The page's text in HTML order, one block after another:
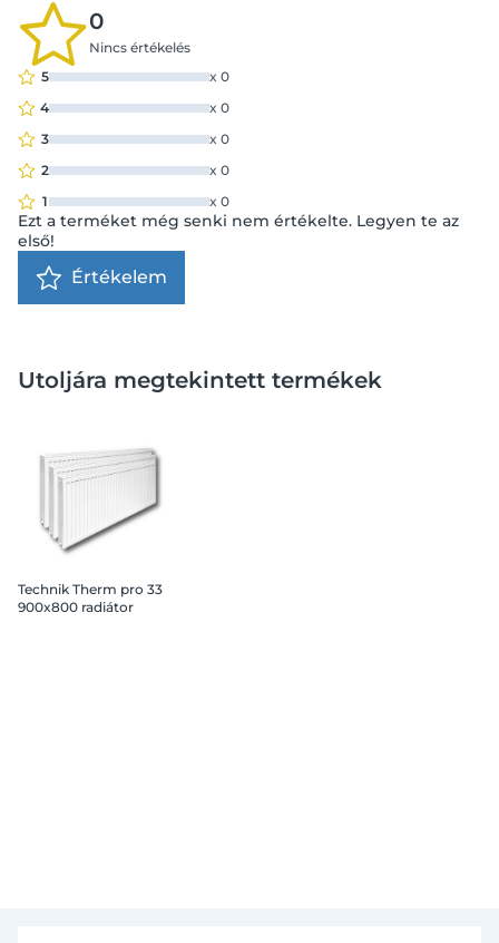
0
Nincs értékelés
5
x 0
4
x 0
3
x 0
2
x 0
1
x 0
Ezt a terméket még senki nem értékelte. Legyen te az
első!
Értékelem
Utoljára megtekintett termékek
Technik Therm pro 33
900x800 radiátor